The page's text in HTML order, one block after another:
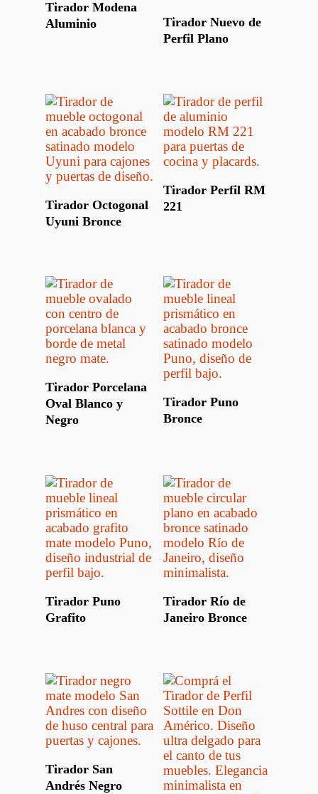
Tirador Modena
Aluminio
Leer Más
Tirador Nuevo de
Perfil Plano
Leer Más
Tirador Octogonal
Uyuni Bronce
Leer Más
Tirador Perfil RM
221
Leer Más
Tirador Porcelana
Oval Blanco y
Negro
Leer Más
Tirador Puno
Bronce
Leer Más
Tirador Puno
Grafito
Leer Más
Tirador Río de
Janeiro Bronce
Leer Más
Tirador San
Andrés Negro